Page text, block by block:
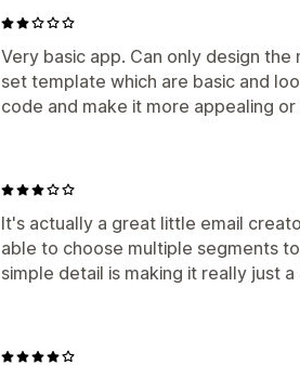
Very basic app. Can only design
set template which are basic and
code and make it more appealing
It's actually a great little email
able to choose multiple segments
simple detail is making it really just